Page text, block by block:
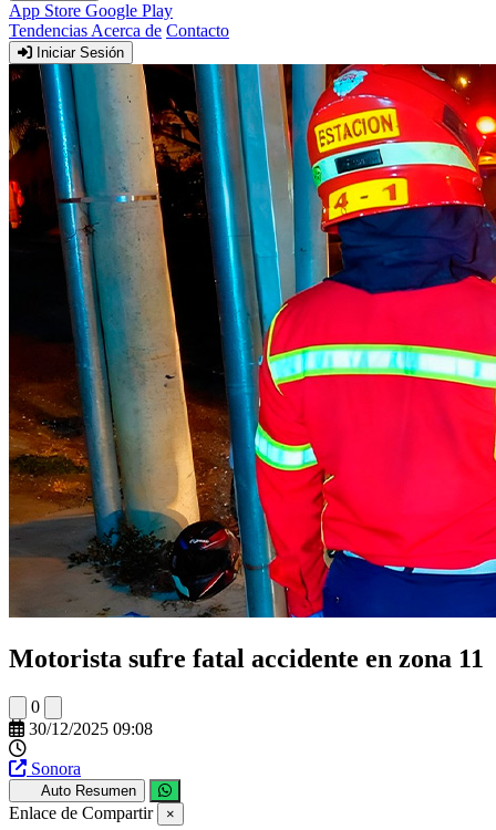
App Store Google Play
Tendencias Acerca de Contacto
Iniciar Sesión
Motorista sufre fatal accidente en zona 11
0
30/12/2025 09:08
Sonora
Auto Resumen
Enlace de Compartir ×